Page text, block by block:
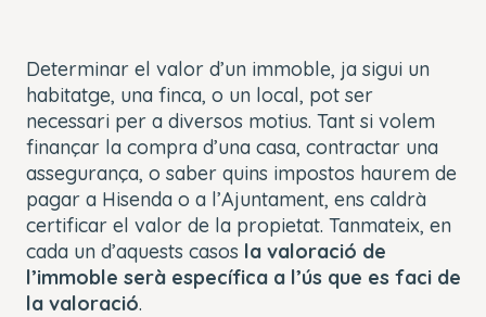
Determinar el valor d’un immoble, ja sigui un
habitatge, una finca, o un local, pot ser
necessari per a diversos motius. Tant si volem
finançar la compra d’una casa, contractar una
assegurança, o saber quins impostos haurem de
pagar a Hisenda o a l’Ajuntament, ens caldrà
certificar el valor de la propietat. Tanmateix, en
cada un d’aquests casos la valoració de
l’immoble serà específica a l’ús que es faci de
la valoració.